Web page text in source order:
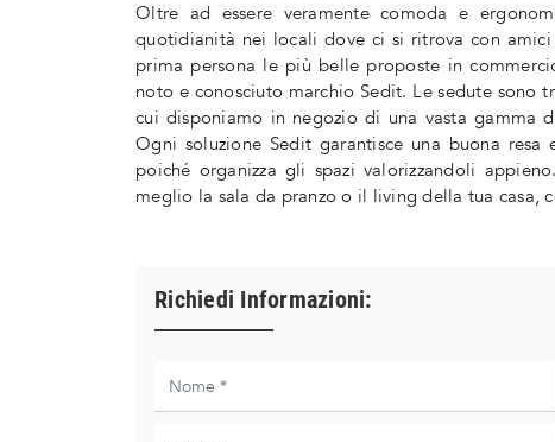
Oltre ad essere veramente comoda e
quotidianità nei locali dove ci si ritrova con
prima persona le più belle proposte in
noto e conosciuto marchio Sedit. Le sedute
cui disponiamo in negozio di una vasta gamma
Ogni soluzione Sedit garantisce una buona
poiché organizza gli spazi valorizzandoli
meglio la sala da pranzo o il living della tua casa,
Richiedi Informazioni: